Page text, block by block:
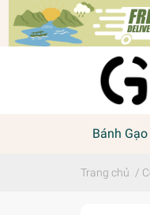
Bánh
Trang chủ /